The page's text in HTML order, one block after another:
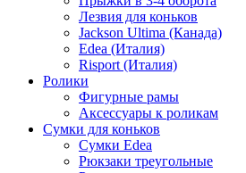
Лезвия для коньков
Jackson Ultima (Канада)
Edea (Италия)
Risport (Италия)
Ролики
Фигурные рамы
Аксессуары к роликам
Сумки для коньков
Сумки Edea
Рюкзаки треугольные